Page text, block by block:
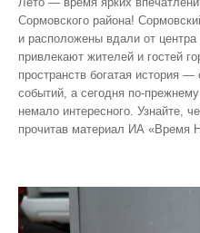
Сормовского района!
и расположены вдали от
привлекают жителей и гостей
пространств богатая история
событий, а сегодня
немало интересного. Узнайте,
прочитав материал ИА «Время